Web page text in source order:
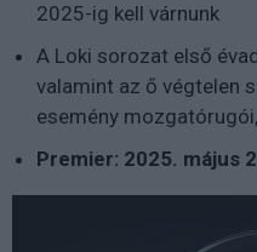
2025-ig kell várnunk
A Loki sorozat első
valamint az ő végtelen
esemény
Premier: 2025. május